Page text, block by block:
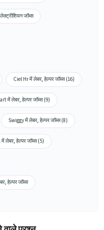
जॉब्स
Ciel Hr में लेबर, हेल्पर जॉब्स (16)
में लेबर, हेल्पर जॉब्स (9)
Swiggy में लेबर, हेल्पर जॉब्स (8)
लेबर, हेल्पर जॉब्स (5)
हेल्पर जॉब्स